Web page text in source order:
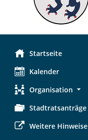
Startseite
Kalender
Organisation
Stadtratsanträge
Weitere Hinweise